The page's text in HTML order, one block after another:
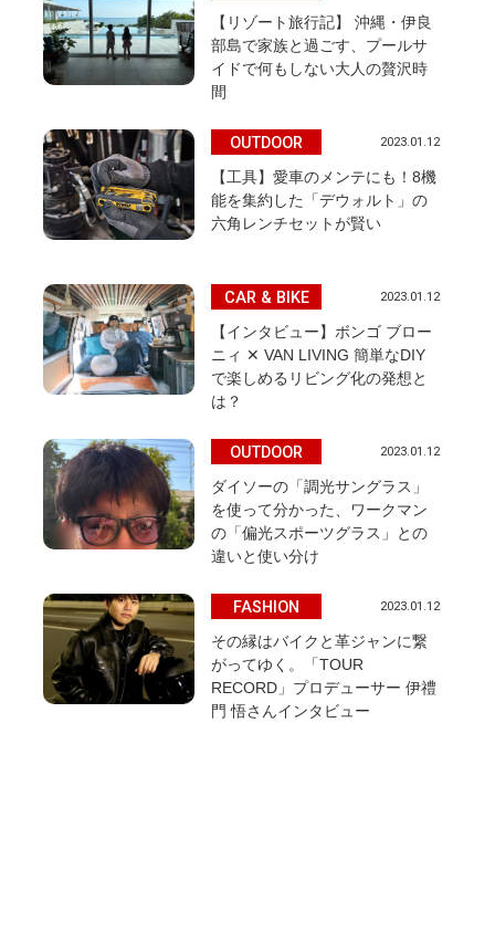
【リゾート旅行記】 沖縄・伊良
部島で家族と過ごす、プールサ
イドで何もしない大人の贅沢時
間
OUTDOOR 2023.01.12
【工具】愛車のメンテにも！8機
能を集約した「デウォルト」の
六角レンチセットが賢い
CAR & BIKE 2023.01.12
【インタビュー】ボンゴ ブロー
ニィ ✕ VAN LIVING 簡単なDIY
で楽しめるリビング化の発想と
は？
OUTDOOR 2023.01.12
ダイソーの「調光サングラス」
を使って分かった、ワークマン
の「偏光スポーツグラス」との
違いと使い分け
FASHION 2023.01.12
その縁はバイクと革ジャンに繋
がってゆく。「TOUR
RECORD」プロデューサー 伊禮
門 悟さんインタビュー